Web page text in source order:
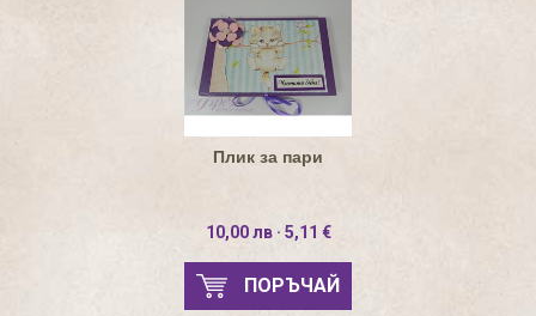
Плик за пари
10,00 лв · 5,11 €
ПОРЪЧАЙ